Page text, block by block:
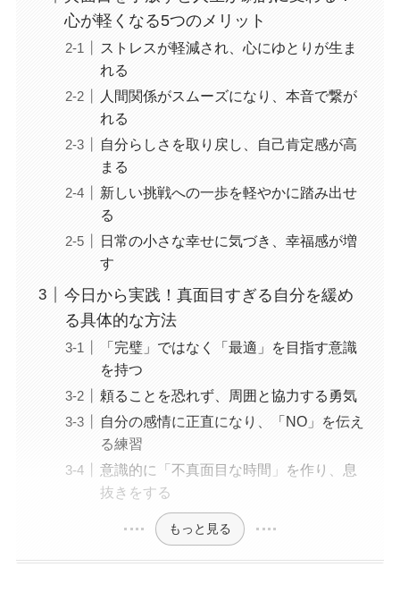
心が軽くなる5つのメリット
ストレスが軽減され、心にゆとりが生ま
れる
人間関係がスムーズになり、本音で繋が
れる
自分らしさを取り戻し、自己肯定感が高
まる
新しい挑戦への一歩を軽やかに踏み出せ
る
日常の小さな幸せに気づき、幸福感が増
す
今日から実践！真面目すぎる自分を緩め
る具体的な方法
「完璧」ではなく「最適」を目指す意識
を持つ
頼ることを恐れず、周囲と協力する勇気
自分の感情に正直になり、「NO」を伝え
る練習
意識的に「不真面目な時間」を作り、息
抜きをする
もっと見る